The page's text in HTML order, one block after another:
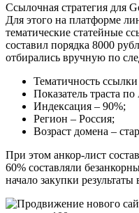
Ссылочная стратегия для
Для этого на платформе
тематические статейные
составил порядка 8000
отбирались вручную по
Тематичность
Показатель траста
Индексация – 90%;
Регион – Россия;
Возраст домена –
При этом анкор-лист
60% составляли
начало закупки